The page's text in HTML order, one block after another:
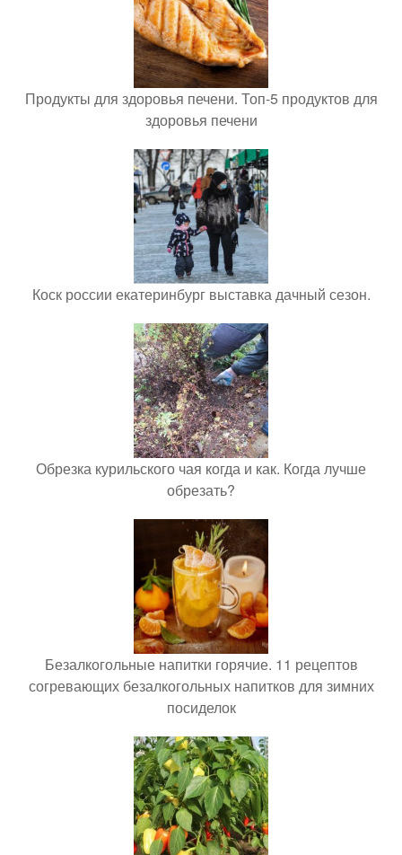
Продукты для здоровья печени. Топ-5 продуктов для
здоровья печени
Коск россии екатеринбург выставка дачный сезон.
Обрезка курильского чая когда и как. Когда лучше
обрезать?
Безалкогольные напитки горячие. 11 рецептов
согревающих безалкогольных напитков для зимних
посиделок